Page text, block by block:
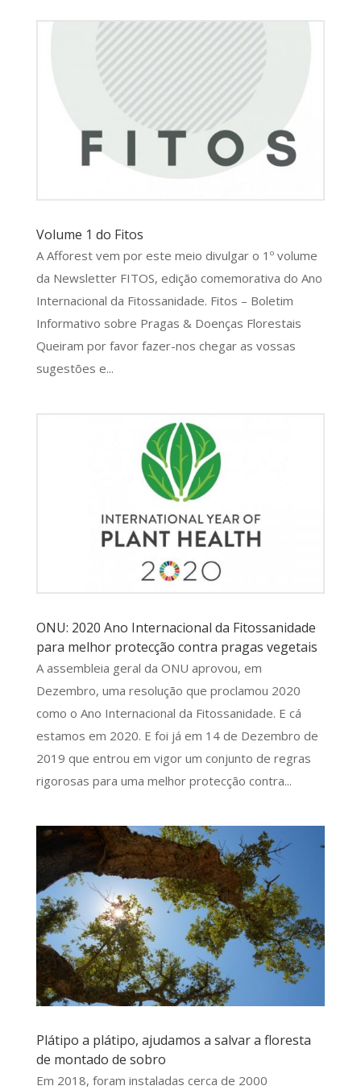
Volume 1 do Fitos
A Afforest vem por este meio divulgar o 1º volume
da Newsletter FITOS, edição comemorativa do Ano
Internacional da Fitossanidade. Fitos – Boletim
Informativo sobre Pragas & Doenças Florestais
Queiram por favor fazer-nos chegar as vossas
sugestões e...
ONU: 2020 Ano Internacional da Fitossanidade
para melhor protecção contra pragas vegetais
A assembleia geral da ONU aprovou, em
Dezembro, uma resolução que proclamou 2020
como o Ano Internacional da Fitossanidade. E cá
estamos em 2020. E foi já em 14 de Dezembro de
2019 que entrou em vigor um conjunto de regras
rigorosas para uma melhor protecção contra...
Plátipo a plátipo, ajudamos a salvar a floresta
de montado de sobro
Em 2018, foram instaladas cerca de 2000